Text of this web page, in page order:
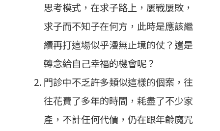
思考模式，在求子路上，屢戰屢敗，
求子而不知子在何方，此時是應該繼
續再打這場似乎漫無止境的仗？還是
轉念給自己幸福的機會呢？
門診中不乏許多類似這樣的個案，往
往花費了多年的時間，耗盡了不少家
產，不計任何代價，仍在跟年齡魔咒